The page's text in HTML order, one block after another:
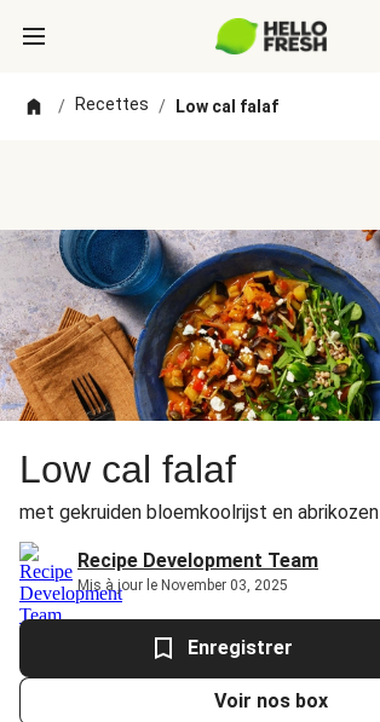
/ Recettes / Low cal falaf
Low cal falaf
met gekruiden bloemkoolrijst en abrikozen
Recipe Development Team
Mis à jour le November 03, 2025
Enregistrer
Voir nos box